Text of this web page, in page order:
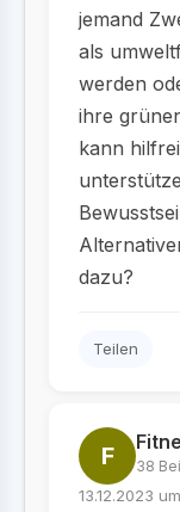
jemand
als
werden
ihre
kann
dazu?
Teilen
F 38
13.12.2023